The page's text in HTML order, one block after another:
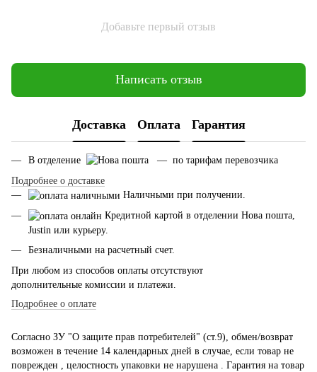
Добавьте первый отзыв
Написать отзыв
Доставка Оплата Гарантия
В отделение
— по тарифам перевозчика
Подробнее о доставке
Наличными при получении.
Кредитной картой в отделении Нова пошта,
Justin или курьеру.
Безналичными на расчетный счет.
При любом из способов оплаты отсутствуют
дополнительные комиссии и платежи.
Подробнее о оплате
Согласно ЗУ "О защите прав потребителей" (ст.9), обмен/возврат
возможен в течение 14 календарных дней в случае, если товар не
поврежден , целостность упаковки не нарушена . Гарантия на товар